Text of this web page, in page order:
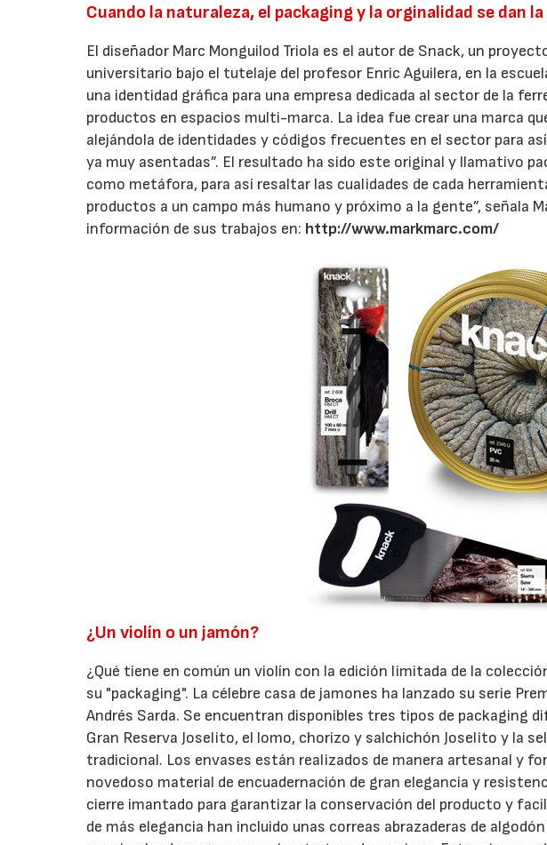
Cuando la naturaleza, el packaging y la orginalidad se dan
El diseñador Marc Monguilod Triola es el autor de Snack, un
universitario bajo el tutelaje del profesor Enric Aguilera, en la
una identidad gráfica para una empresa dedicada al sector de la
productos en espacios multi-marca. La idea fue crear una marca
alejándola de identidades y códigos frecuentes en el sector para
ya muy asentadas”. El resultado ha sido este original y llamativo
como metáfora, para así resaltar las cualidades de cada
productos a un campo más humano y próximo a la gente”, señala
información de sus trabajos en: http://www.markmarc.com/
¿Un violín o un jamón?
¿Qué tiene en común un violín con la edición limitada de la
su "packaging". La célebre casa de jamones ha lanzado su serie
Andrés Sarda. Se encuentran disponibles tres tipos de packaging
Gran Reserva Joselito, el lomo, chorizo y salchichón Joselito y la
tradicional. Los envases están realizados de manera artesanal y
novedoso material de encuadernación de gran elegancia y
cierre imantado para garantizar la conservación del producto y
de más elegancia han incluido unas correas abrazaderas de
23/07/